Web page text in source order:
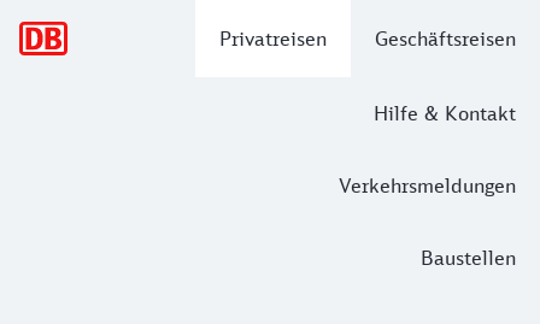
Privatreisen Geschäftsreisen
Hilfe & Kontakt
Verkehrsmeldungen
Baustellen